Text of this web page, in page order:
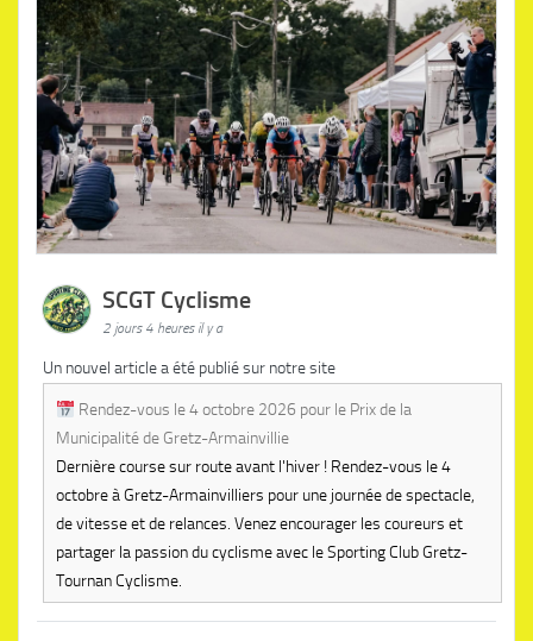
SCGT Cyclisme
2 jours 4 heures il y a
Un nouvel article a été publié sur notre site
Rendez-vous le 4 octobre 2026 pour le Prix de la
Municipalité de Gretz-Armainvillie
Dernière course sur route avant l'hiver ! Rendez-vous le 4
octobre à Gretz-Armainvilliers pour une journée de spectacle,
de vitesse et de relances. Venez encourager les coureurs et
partager la passion du cyclisme avec le Sporting Club Gretz-
Tournan Cyclisme.